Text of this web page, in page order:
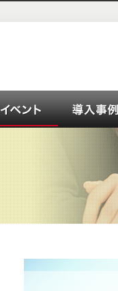
ズご紹介
ューション イベント